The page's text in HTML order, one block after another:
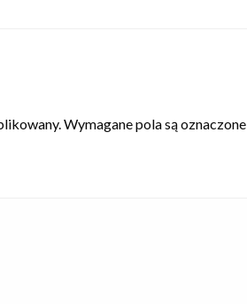
Wymagane pola są oznaczone